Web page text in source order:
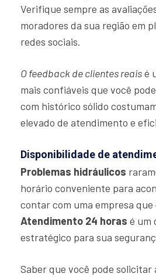
Verifique sempre as
moradores da sua região em
redes sociais.
O feedback de clientes reaisé
mais confiáveis que você
com histórico sólido
elevado de atendimento e
Disponibilidade de
Problemas hidráulicos
horário conveniente para
contar com uma empresa que
Atendimento 24 horas é um
estratégico para sua
Saber que você pode solicitar